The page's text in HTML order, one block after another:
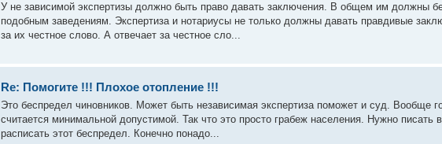
У не зависимой экспертизы должно быть право давать заключения. В общем им должны
подобным заведениям. Экспертиза и нотариусы не только должны давать правдивые
за их честное слово. А отвечает за честное сло...
Re: Помогите !!! Плохое отопление !!!
Это беспредел чиновников. Может быть независимая экспертиза поможет и суд. Вообще
считается минимальной допустимой. Так что это просто грабеж населения. Нужно
расписать этот беспредел. Конечно понадо...